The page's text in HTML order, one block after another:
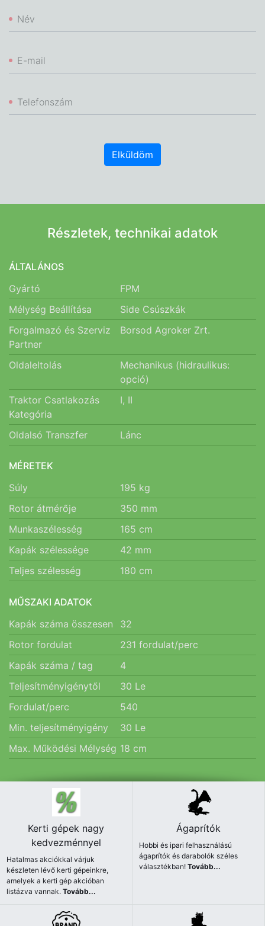
Név
E-mail
Telefonszám
Elküldöm
Részletek, technikai adatok
ÁLTALÁNOS
Gyártó
FPM
Mélység Beállítása
Side Csúszkák
Forgalmazó és Szerviz
Partner
Borsod Agroker Zrt.
Oldaleltolás
Mechanikus (hidraulikus:
opció)
Traktor Csatlakozás
Kategória
I, II
Oldalsó Transzfer Lánc
MÉRETEK
Súly
195 kg
Rotor átmérője
350 mm
Munkaszélesség
165 cm
Kapák szélessége
42 mm
Teljes szélesség
180 cm
MŰSZAKI ADATOK
Kapák száma összesen
32
Rotor fordulat
231fordulat/perc
Kapák száma / tag
4
Teljesítményigénytől
30 Le
Fordulat/perc
540
Min. teljesítményigény
30 Le
Max. Működési Mélység 18 cm
Kerti gépek nagy
kedvezménnyel
Hatalmas akciókkal várjuk
készleten lévő kerti gépeinkre,
amelyek a kerti gép akcióban
listázva vannak.Tovább...
Ágaprítók
Hobbi és ipari felhasználású
ágaprítók és darabolók széles
választékban!Tovább...